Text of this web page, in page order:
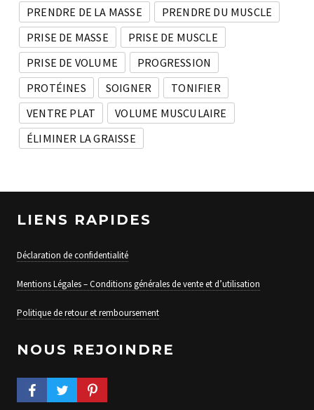
PRENDRE DE LA MASSE
PRENDRE DU MUSCLE
PRISE DE MASSE
PRISE DE MUSCLE
PRISE DE VOLUME
PROGRESSION
PROTÉINES
SOIGNER
TONIFIER
VENTRE PLAT
VOLUME MUSCULAIRE
ÉLIMINER LA GRAISSE
LIENS RAPIDES
Déclaration de confidentialité
Mentions Légales – Conditions générales de vente et d’utilisation
Politique de retour et remboursement
NOUS REJOINDRE
FACEBOOK PROFILE
TWITTER PROFILEPINTEREST PROFILE